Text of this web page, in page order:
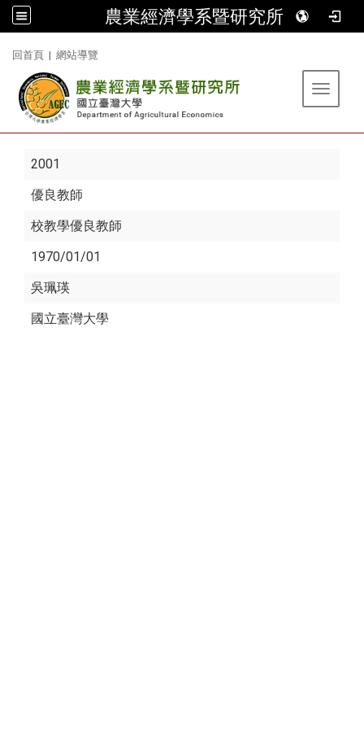
農業經濟學系暨研究所
回首頁 | 網站導覽
Toggle
2001
優良教師
校教學優良教師
1970/01/01
吳珮瑛
國立臺灣大學